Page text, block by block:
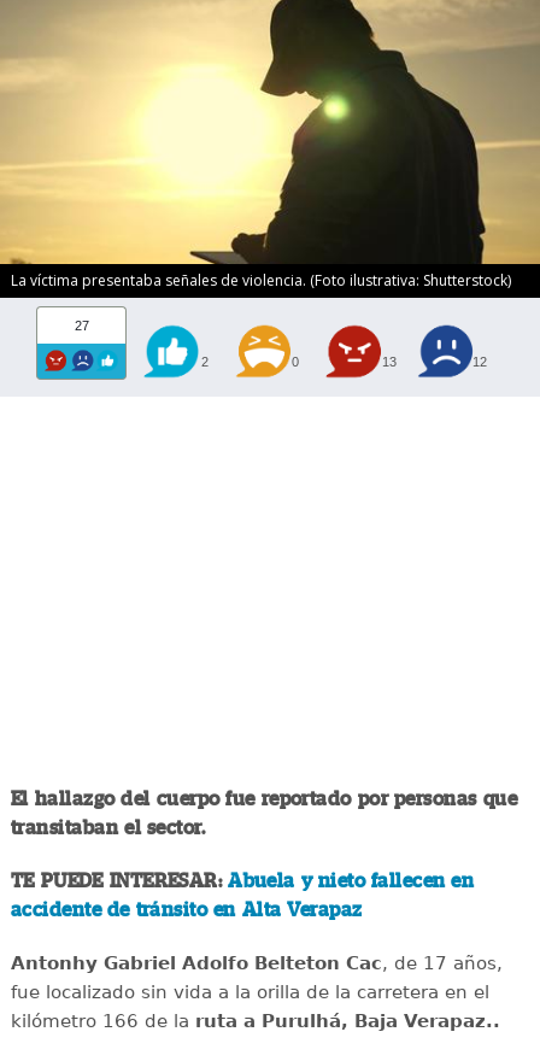
La víctima presentaba señales de violencia. (Foto ilustrativa: Shutterstock)
27
2 0 13 12
El hallazgo del cuerpo fue reportado por personas que
transitaban el sector.
TE PUEDE INTERESAR:Abuela y nieto fallecen en
accidente de tránsito en Alta Verapaz
Antonhy Gabriel Adolfo Belteton Cac, de 17 años,
fue localizado sin vida a la orilla de la carretera en el
kilómetro 166 de la ruta a Purulhá, Baja Verapaz..